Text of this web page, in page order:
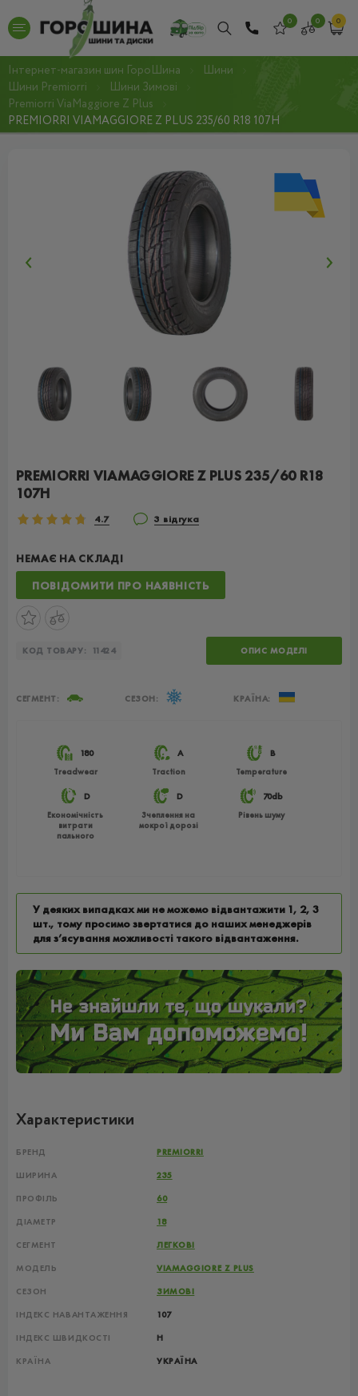
0 0 0
Інтернет-магазин шин ГороШина
Шини
Шини Premiorri
Шини Зимові
Premiorri ViaMaggiore Z Plus
PREMIORRI VIAMAGGIORE Z PLUS 235/60 R18 107H
PREMIORRI VIAMAGGIORE Z PLUS 235/60 R18
107H
4.7 3 відгука
НЕМАЄ НА СКЛАДІ
ПОВІДОМИТИ ПРО НАЯВНІСТЬ
КОД ТОВАРУ: 11424 ОПИС МОДЕЛІ
180
Treadwear
A
Traction
B
Temperature
D
Економічність
витрати
пального
D
Зчеплення на
мокрої дорозі
70db
Рівень шуму
СЕГМЕНТ: СЕЗОН: КРАЇНА:
У деяких випадках ми не можемо відвантажити 1, 2, 3
шт., тому просимо звертатися до наших менеджерів
для з’ясування можливості такого відвантаження.
Характеристики
БРЕНД PREMIORRI
ШИРИНА 235
ПРОФІЛЬ 60
ДІАМЕТР 18
СЕГМЕНТ ЛЕГКОВІ
МОДЕЛЬ VIAMAGGIORE Z PLUS
СЕЗОН ЗИМОВІ
ІНДЕКС НАВАНТАЖЕННЯ 107
ІНДЕКС ШВИДКОСТІ H
КРАЇНА УКРАЇНА